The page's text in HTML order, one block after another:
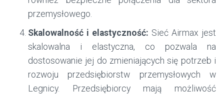
przemysłowego.
Skalowalność i elastyczność: Sieć Airmax jest
skalowalna i elastyczna, co pozwala na
dostosowanie jej do zmieniających się potrzeb i
rozwoju przedsiębiorstw przemysłowych w
Legnicy. Przedsiębiorcy mają możliwość